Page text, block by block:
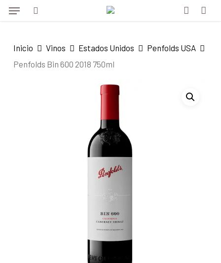
Skip
content
Menu
Inicio Vinos Estados Unidos
Penfolds USA
Penfolds Bin 600 2018 750ml